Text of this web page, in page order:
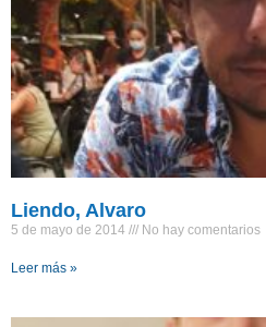
Liendo, Alvaro
5 de mayo de 2014 No hay comentarios
Leer más »